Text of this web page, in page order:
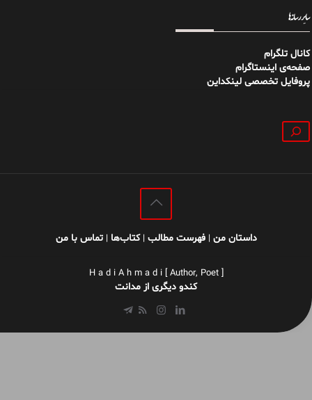
سایر رسانه‌ها
کانال تلگرام
صفحه‌ی اینستاگرام
پروفایل تخصصی لینکداین
جستجو
داستان من |فهرست مطالب |کتاب‌ها |تماس با من
H a d i A h m a d i [ Author, Poet ]
کندو دیگری از مدانت